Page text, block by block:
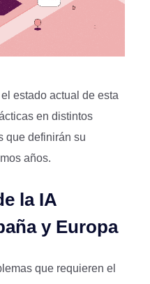
estado actual de esta
en distintos
que definirán su
años.
la IA
y Europa
que requieren el